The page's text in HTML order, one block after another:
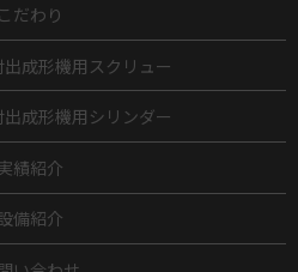
こだわり
成形機用スクリュー
成形機用シリンダー
績紹介
備紹介